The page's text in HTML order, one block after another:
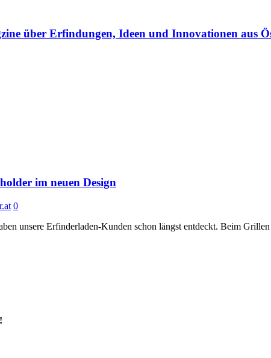
über Erfindungen, Ideen und Innovationen aus
im neuen Design
0
unsere Erfinderladen-Kunden schon längst entdeckt. Beim